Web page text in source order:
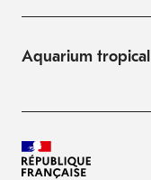
Aquarium tropical